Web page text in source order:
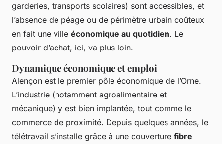
garderies, transports scolaires) sont accessibles, et
l’absence de péage ou de périmètre urbain coûteux
en fait une ville économique au quotidien. Le
pouvoir d’achat, ici, va plus loin.
Dynamique économique et emploi
Alençon est le premier pôle économique de l’Orne.
L’industrie (notamment agroalimentaire et
mécanique) y est bien implantée, tout comme le
commerce de proximité. Depuis quelques années, le
télétravail s’installe grâce à une couverture fibre